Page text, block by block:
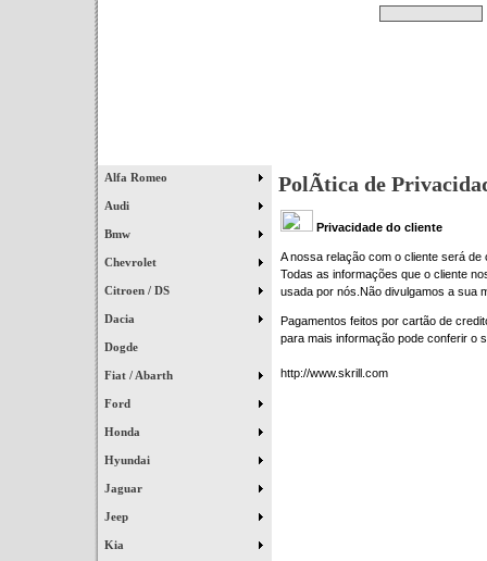
Alfa Romeo
Audi
Bmw
Chevrolet
Citroen / DS
Dacia
Dogde
Fiat / Abarth
Ford
Honda
Hyundai
Jaguar
Jeep
Kia
PolÃ­tica de
Privacidade do cliente
A nossa relação com o cliente será de
Todas as informações que o cliente
usada por nós.Não divulgamos a sua
Pagamentos feitos por cartão de
para mais informação pode conferir o
http://www.skrill.com